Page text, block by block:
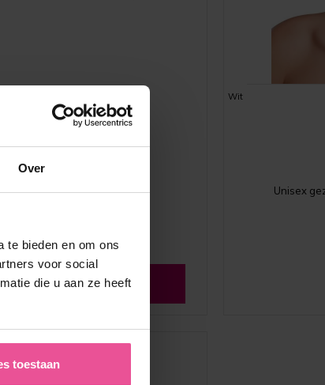
Over
te bieden en om ons
voor social
die u aan ze heeft
toestaan
Zie alle reviews
Wit
Unisex